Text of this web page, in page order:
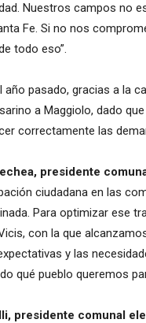
Nuestros campos no
Fe. Si no nos
todo eso”.
pasado, gracias a la
a Maggiolo, dado
correctamente las
presidente
ciudadana en las
Para optimizar ese
con la que
y las
qué pueblo queremos
presidente comunal